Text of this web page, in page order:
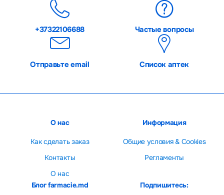
+37322106688 Частые вопросы
Отправьте email Список аптек
О нас
Как сделать заказ
Контакты
О нас
Информация
Общие условия & Cookies
Регламенты
Блог farmacie.md Подпишитесь: